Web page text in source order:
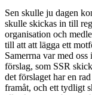
Sen skulle ju dagen
skulle skickas in till
organisation och
till att att lägga ett
Samerrna var med
förslag, som SSR
det förslaget har en
framåt, och ett tydligt